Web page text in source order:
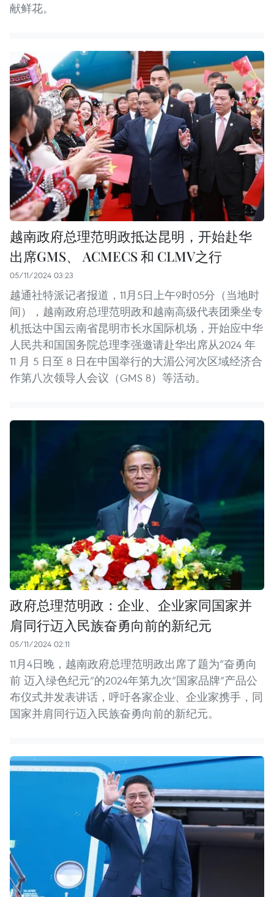
献鲜花。
越南政府总理范明政抵达昆明，开始赴华
出席GMS、 ACMECS 和 CLMV之行
05/11/2024 03:23
越通社特派记者报道，11月5日上午9时05分（当地时
间），越南政府总理范明政和越南高级代表团乘坐专
机抵达中国云南省昆明市长水国际机场，开始应中华
人民共和国国务院总理李强邀请赴华出席从2024 年
11 月 5 日至 8 日在中国举行的大湄公河次区域经济合
作第八次领导人会议（GMS 8）等活动。
政府总理范明政：企业、企业家同国家并
肩同行迈入民族奋勇向前的新纪元
05/11/2024 02:11
11月4日晚，越南政府总理范明政出席了题为“奋勇向
前 迈入绿色纪元”的2024年第九次“国家品牌”产品公
布仪式并发表讲话，呼吁各家企业、企业家携手，同
国家并肩同行迈入民族奋勇向前的新纪元。